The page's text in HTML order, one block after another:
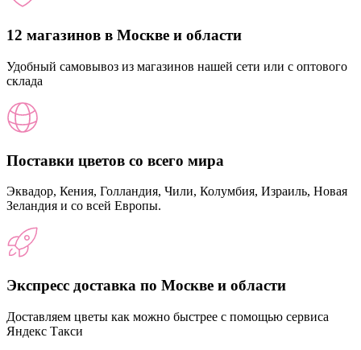
12 магазинов в Москве и области
Удобный самовывоз из магазинов нашей сети или с оптового
склада
Поставки цветов со всего мира
Эквадор, Кения, Голландия, Чили, Колумбия, Израиль, Новая
Зеландия и со всей Европы.
Экспресс доставка по Москве и области
Доставляем цветы как можно быстрее с помощью сервиса
Яндекс Такси